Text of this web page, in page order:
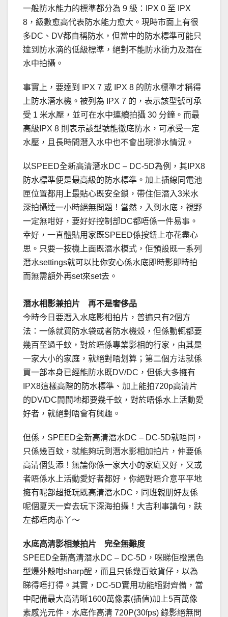
一般防水能力的標準都分為 9 級：IPX 0 至 IPX
8，級數愈高代表防水能力愈大。現時市面上有很
多DC、DV都自稱防水，但當中的防水標準可能只
達到防水滴的低級標準，絕對不能防水衝力及潛在
水中拍攝。
事實上，要達到 IPX 7 或 IPX 8 的防水標準才稱得
上防水潛水機。被列為 IPX 7 的，表示該型號可承
受 1 米水壓，並可在水中連續拍攝 30 分鐘。而最
高級IPX 8 則表示該型號能徹底防水，可承受一定
水壓，且長時間潛入水中也不會出現滲水情況。
以SPEED全新高清潛水DC – DC-5D為例，其IPX8
防水標準便是最高級的防水標準。加上插線同電池
匣位置都用上最貼心既安全鎖，帶住佢潛入3米水
深拍攝達一小時絕無問題！當然，入到水底，視野
一定無咁好，要好好控制部DC都唔係一件易事。
幸好，一直體貼用家既SPEED係按鈕上亦花盡心
思。只要一按機上面既潛水模式，佢預設既一系列
潛水settings就可以比你安心係水底即時影即時拍
而無需額外再set來set去。
潛水相影兼拍片 再不是奢侈品
今時今日要潛入水底影相拍片，普遍只有2個方
法：一係就買防水袋或者防水機殼，但係動輒都要
幾百至過千蚊，對於唔係專業影相的行家，由其是
一家大小的家庭，就絕對唔划算；第二個方法就係
買一部本身已經能防水既DV/DC，但係大多擁有
IPX8這樣高階的防水標準、加上能拍720p高清片
的DV/DC閒閒地都要幾千蚊，對於唔係水上活動愛
好者，就絕對唔會有興趣。
但係，SPEED全新高清潛水DC – DC-5D就唔同，
只係幾百蚊，就能夠玩到潛水影相加拍片，仲要係
高清個隻添！無論你係一家大小的家庭又好，又或
者唔係水上活動愛好者都好，你絕對唔介意平平地
擁有呢部超抵玩既高清潛水DC，同班親朋好友係
呢個夏天一齊去玩下深海拍攝！大吉利事講句，趺
左都唔肉赤丫～
水底高清影相兼拍片 完全無難度
SPEED全新高清潛水DC – DC-5D，咪睇佢橙黑色
型爆外殼咁sharp醒，而且只係幾百蚊貨仔，以為
睇得唔打得。其實，DC-5D實用功能絕對齊備，當
中配備最大高清晰1600萬像素(插值)加上5百萬像
素感光元件，水底作高清 720P(30fps) 錄影絕無問